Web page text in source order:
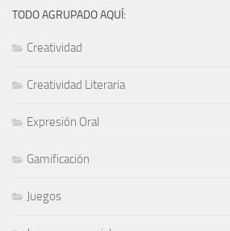
TODO AGRUPADO AQUÍ:
Creatividad
Creatividad Literaria
Expresión Oral
Gamificación
Juegos